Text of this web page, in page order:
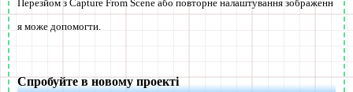
Перезйом з Capture From Scene або повторне налаштування зображенн
я може допомогти.
Спробуйте в новому проекті